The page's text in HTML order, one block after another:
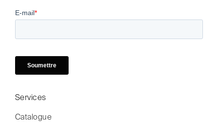
Services
Catalogue